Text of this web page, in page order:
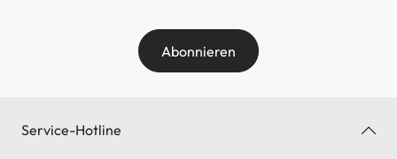
Abonnieren
Service-Hotline